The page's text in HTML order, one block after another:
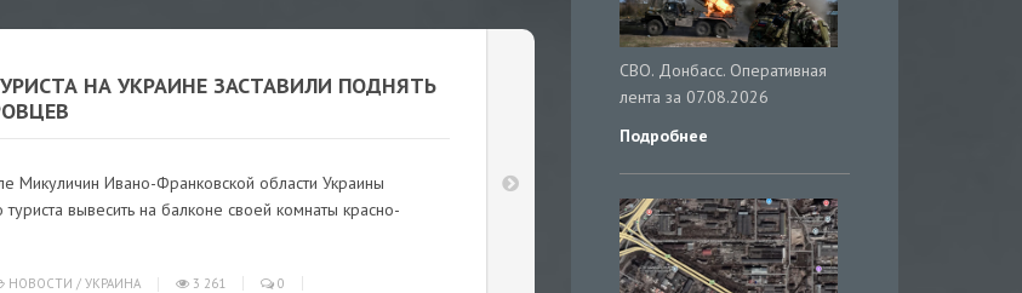
НА УКРАИНЕ ЗАСТАВИЛИ ПОДНЯТЬ
Микуличин Ивано-Франковской области Украины
туриста вывесить на балконе своей комнаты красно-
НОВОСТИ / УКРАИНА 3 261 0
СВО. Донбасс. Оперативная
лента за 07.08.2026
Подробнее